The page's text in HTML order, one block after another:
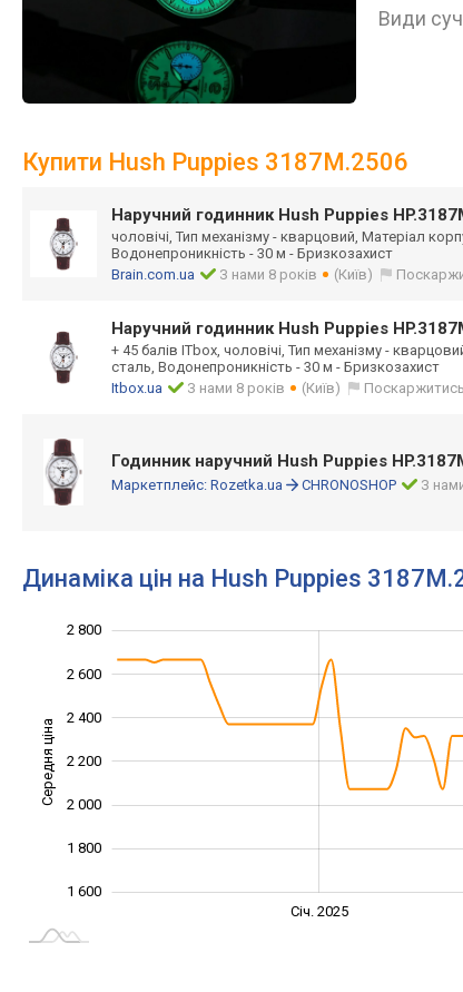
Види
Купити Hush Puppies 3187M.2506
Наручний годинник Hush Puppies
чоловічі, Тип механізму - кварцовий, Матеріал
Водонепроникність - 30 м - Бризкозахист
Brain.com.ua
З нами 8 років (Київ)
Наручний годинник Hush Puppies
+ 45 балів ITbox, чоловічі, Тип механізму -
сталь, Водонепроникність - 30 м - Бризкозахист
Itbox.ua
З нами 8 років (Київ) Поскаржитись
Годинник наручний Hush Puppies
Маркетплейс: Rozetka.ua CHRONOSHOP З
Динаміка цін на Hush Puppies
Середня ціна 1 600
1 600
1 800
2 000
2 200
2 400
2 600
2 800
Січ. 2025